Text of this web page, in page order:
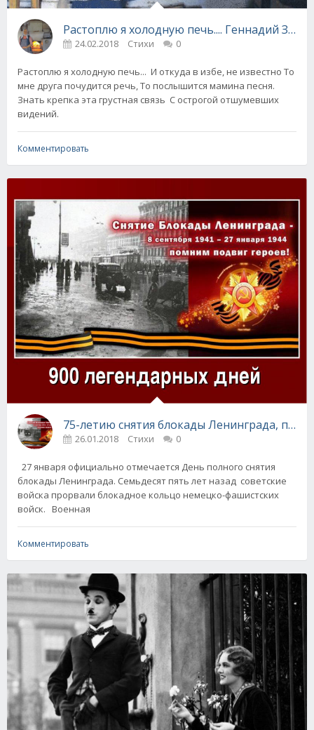
Растоплю я холодную печь.... Геннадий
24.02.2018 Стихи 0
Растоплю я холодную печь... И откуда в избе, не известно То
мне друга почудится речь, То послышится мамина песня.
Знать крепка эта грустная связь С острогой отшумевших
видений.
Комментировать
75-летию снятия блокады Ленинграда,
26.01.2018 Стихи 0
27 января официально отмечается День полного снятия
блокады Ленинграда. Семьдесят пять лет назад советские
войска прорвали блокадное кольцо немецко-фашистских
войск. Военная
Комментировать